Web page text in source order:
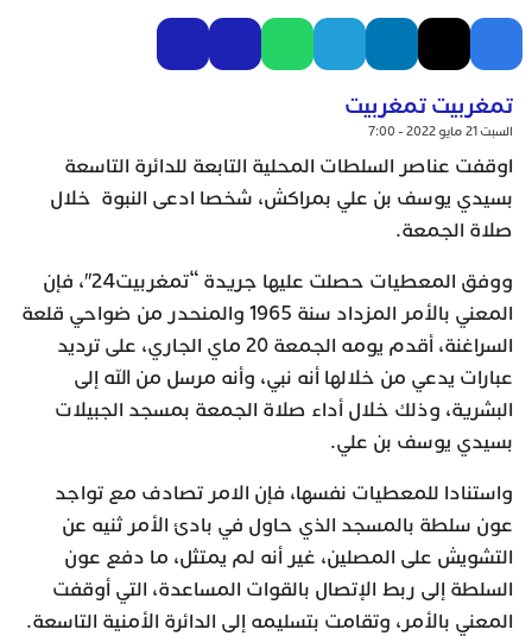
تمغربيت تمغربيت
السبت 21 مايو 2022 - 7:00
اوقفت عناصر السلطات المحلية التابعة للدائرة التاسعة
بسيدي يوسف بن علي بمراكش، شخصا ادعى النبوة خلال
صلاة الجمعة.
ووفق المعطيات حصلت عليها جريدة “تمغربيت24″، فإن
المعني بالأمر المزداد سنة 1965 والمنحدر من ضواحي قلعة
السراغنة، أقدم يومه الجمعة 20 ماي الجاري، على ترديد
عبارات يدعي من خلالها أنه نبي، وأنه مرسل من الله إلى
البشرية، وذلك خلال أداء صلاة الجمعة بمسجد الجبيلات
بسيدي يوسف بن علي.
واستنادا للمعطيات نفسها، فإن الامر تصادف مع تواجد
عون سلطة بالمسجد الذي حاول في بادئ الأمر ثنيه عن
التشويش على المصلين، غير أنه لم يمتثل، ما دفع عون
السلطة إلى ربط الإتصال بالقوات المساعدة، التي أوقفت
المعني بالأمر، وتقامت بتسليمه إلى الدائرة الأمنية التاسعة.